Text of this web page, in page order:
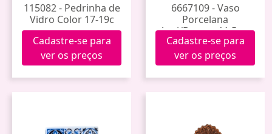
115082 - Pedrinha de
Vidro Color 17-19c
Cadastre-se para
ver os preços
6667109 - Vaso
Porcelana
Azul/Branco 11,5cm
Mvso-20
Cadastre-se para
ver os preços